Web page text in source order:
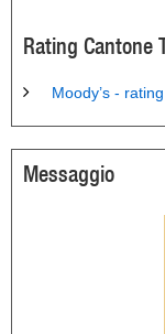
Rating Cantone
Moody’s -
Messaggio